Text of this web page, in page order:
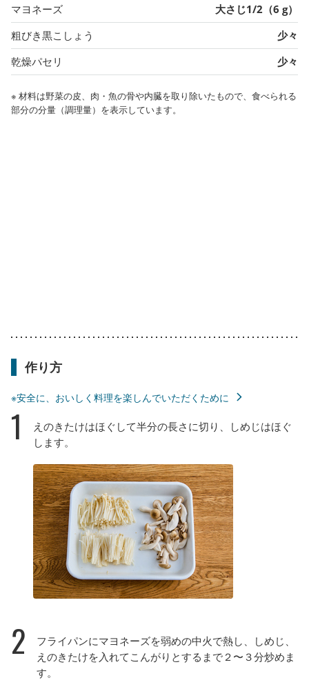
マヨネーズ
大さじ1/2（6 g）
粗びき黒こしょう
少々
乾燥パセリ
少々
※ 材料は野菜の皮、肉・魚の骨や内臓を取り除いたもので、食べられる
部分の分量（調理量）を表示しています。
作り方
※安全に、おいしく料理を楽しんでいただくために
1
えのきたけはほぐして半分の長さに切り、しめじはほぐ
します。
2
フライパンにマヨネーズを弱めの中火で熱し、しめじ、
えのきたけを入れてこんがりとするまで２〜３分炒めま
す。